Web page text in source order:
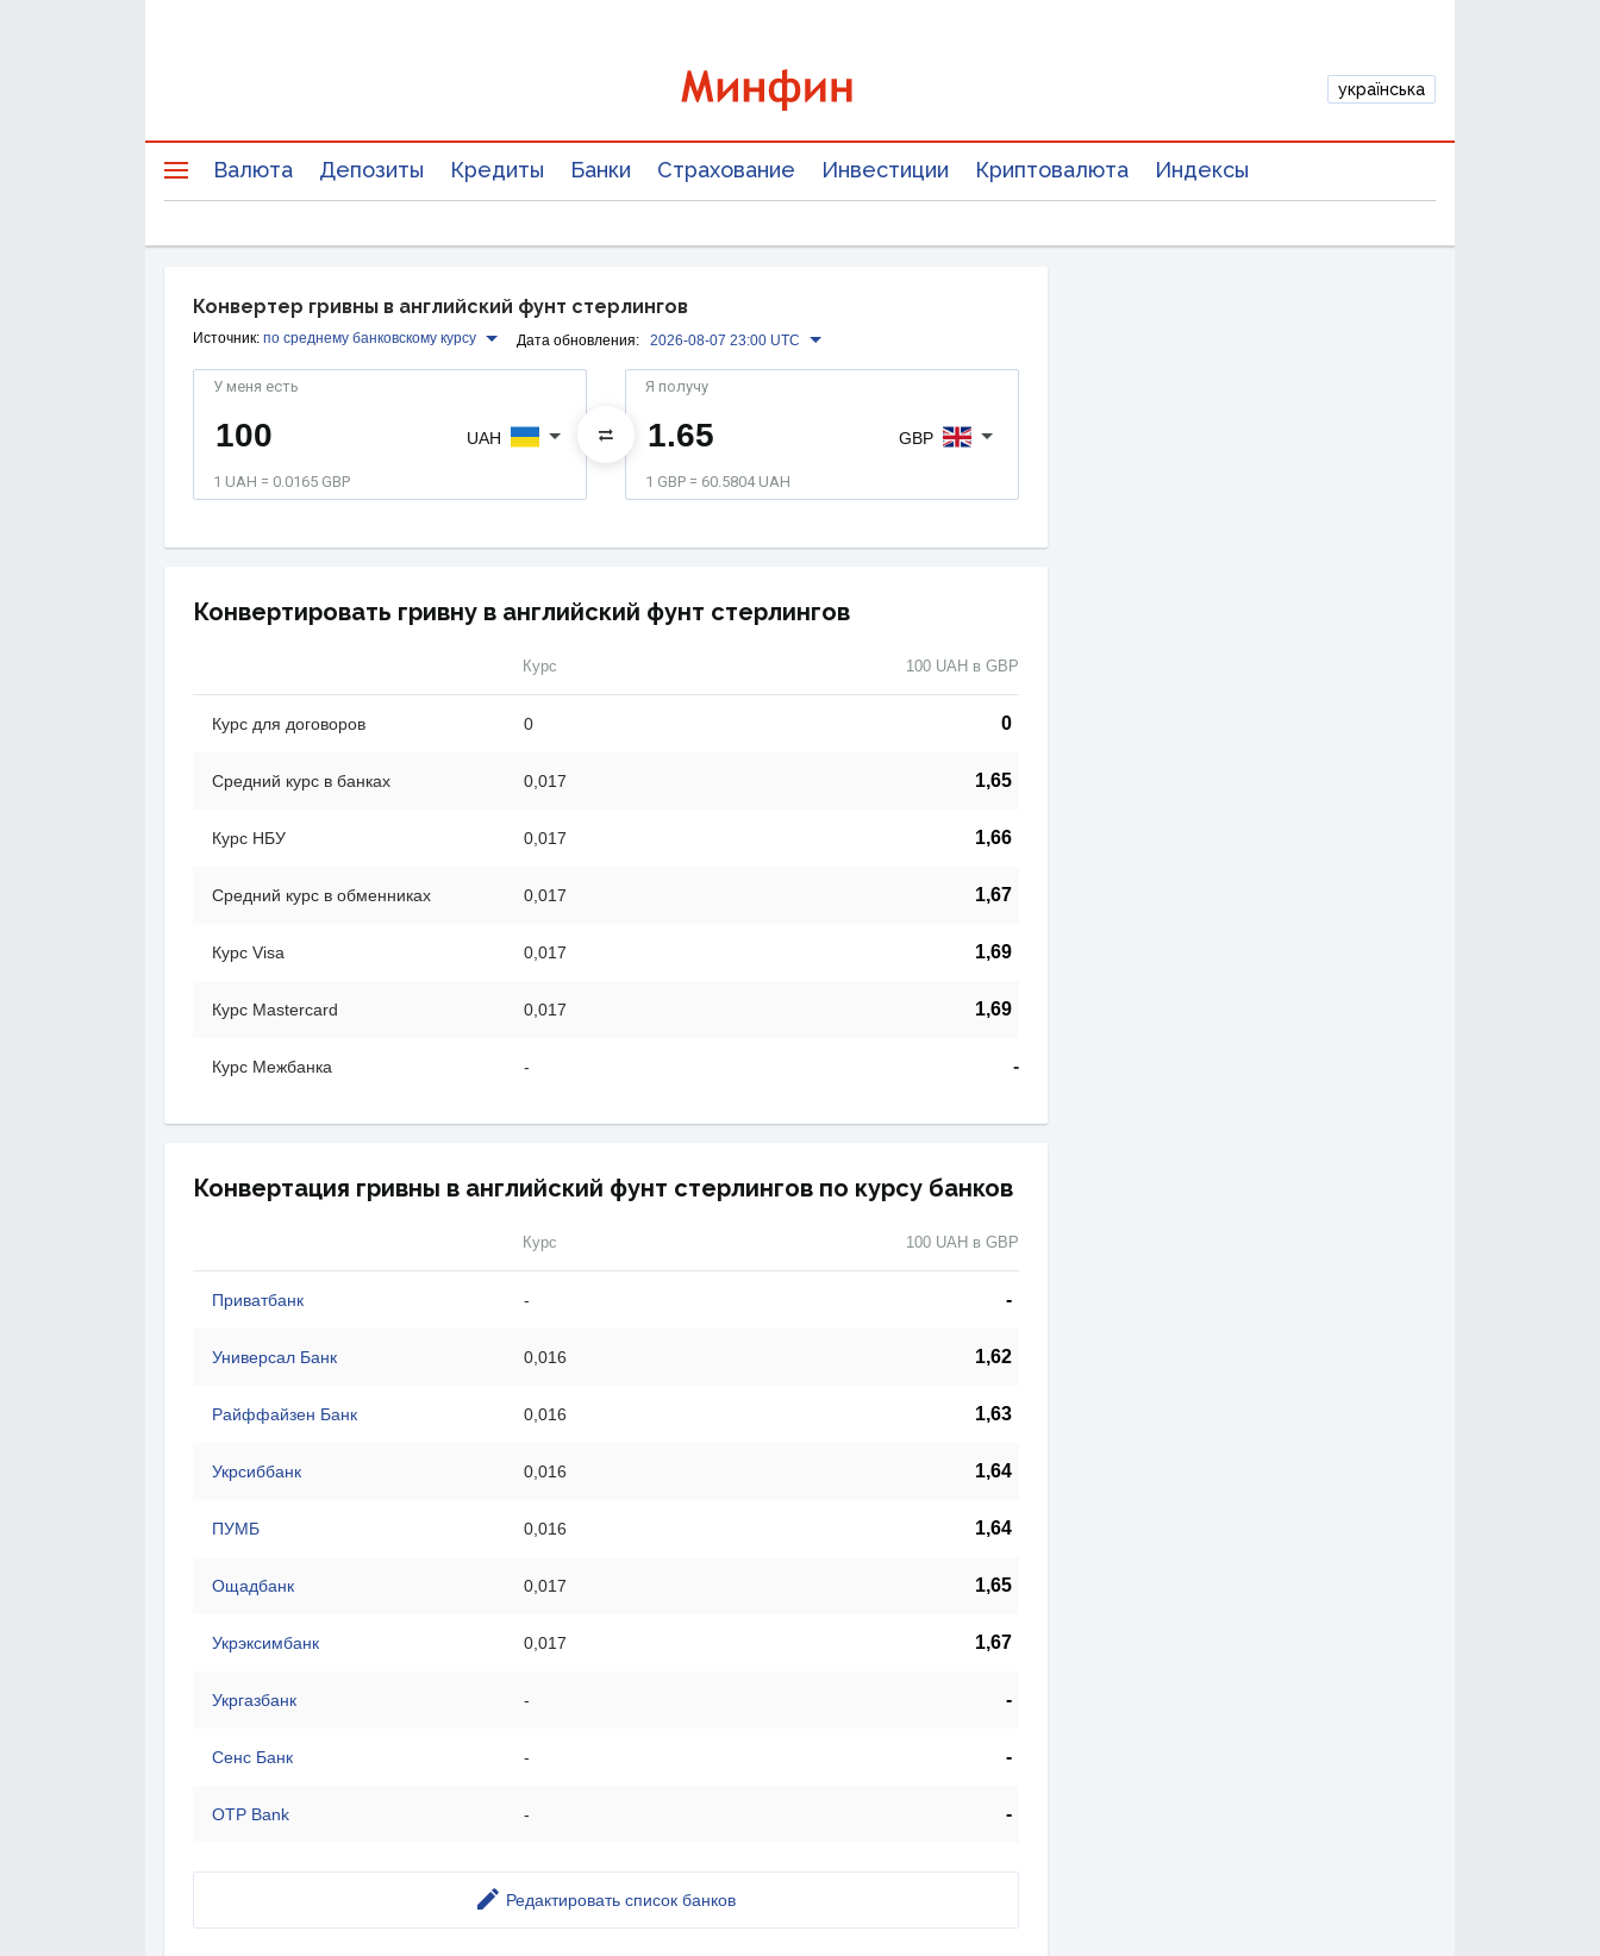
українська
Валюта Депозиты Кредиты Банки Страхование Инвестиции Криптовалюта Индексы
Конвертер гривны в английский фунт стерлингов
Источник: по среднему банковскому курсу Дата обновления: 2026-08-07 23:00 UTC
У меня есть
1 UAH = 0.0165 GBP
UAH
Я получу
1 GBP = 60.5804 UAH
GBP
Конвертировать гривну в английский фунт стерлингов
Курс 100 UAH в GBP
Курс для договоров 0 0
Средний курс в банках 0,017 1,65
Курс НБУ 0,017 1,66
Средний курс в обменниках 0,017 1,67
Курс Visa 0,017 1,69
Курс Mastercard 0,017 1,69
Курс Межбанка - -
Конвертация гривны в английский фунт стерлингов по курсу банков
Курс 100 UAH в GBP
Приватбанк - -
Универсал Банк 0,016 1,62
Райффайзен Банк 0,016 1,63
Укрсиббанк 0,016 1,64
ПУМБ 0,016 1,64
Ощадбанк 0,017 1,65
Укрэксимбанк 0,017 1,67
Укргазбанк - -
Сенс Банк - -
OTP Bank - -
Редактировать список банков